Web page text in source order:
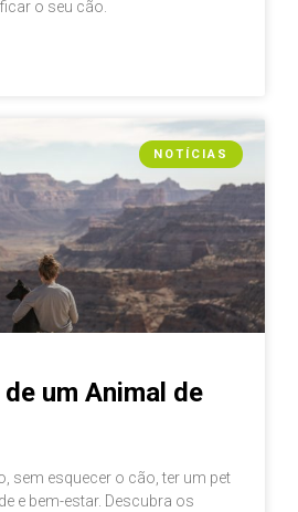
o seu cão.
NOTÍCIAS
um Animal de
sem esquecer o cão, ter um pet
e bem-estar. Descubra os